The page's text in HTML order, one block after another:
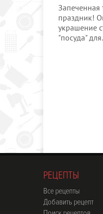
Запеченная
праздник!
украшение
"посуда"
РЕЦЕПТЫ
Все рецепты
Добавить рецепт